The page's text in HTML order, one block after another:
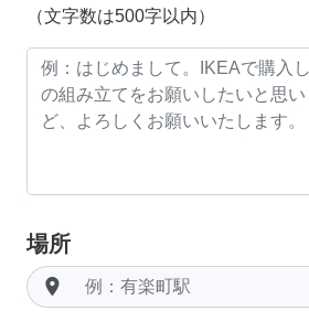
（文字数は500字以内）
場所
room